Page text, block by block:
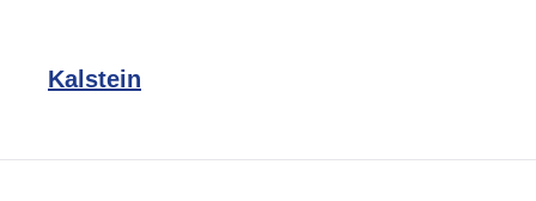
Kalstein